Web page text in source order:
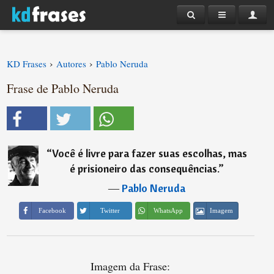
KD Frases › Autores › Pablo Neruda
Frase de Pablo Neruda
“Você é livre para fazer suas escolhas, mas
é prisioneiro das consequências.”
―Pablo Neruda
Facebook Twitter WhatsApp Imagem
Imagem da Frase: